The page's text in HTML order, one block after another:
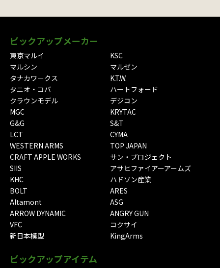
ピックアップメーカー
東京マルイ
KSC
マルシン
マルゼン
タナカワークス
K.T.W.
タニオ・コバ
ハートフォード
クラウンモデル
デジコン
MGC
KRYTAC
G&G
S&T
LCT
CYMA
WESTERN ARMS
TOP JAPAN
CRAFT APPLE WORKS
サン・プロジェクト
SIIS
アサヒファイアーアームズ
KHC
ハドソン産業
BOLT
ARES
Altamont
ASG
ARROW DYNAMIC
ANGRY GUN
VFC
コクサイ
新日本模型
KingArms
ピックアップアイテム